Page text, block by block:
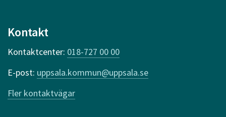
n
t
r
ö
Kontakt
Kontaktcenter: 018-727 00 00
E-post: uppsala.kommun@uppsala.se
Fler kontaktvägar